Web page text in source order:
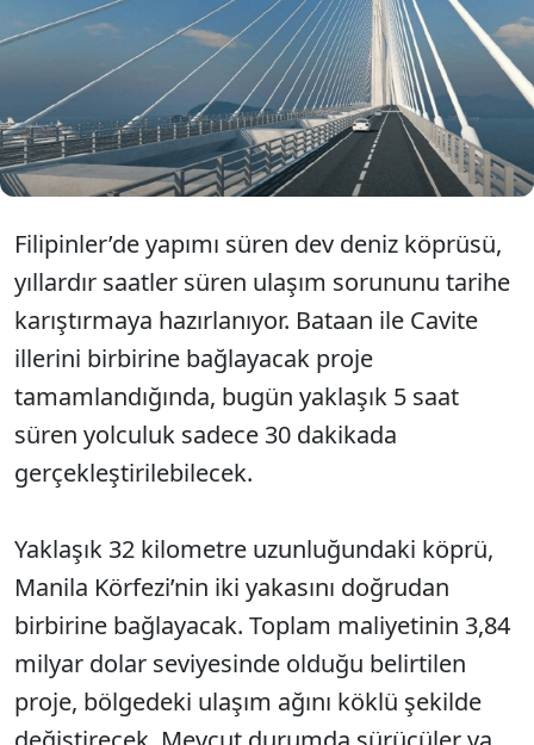
ulaşım süresini 5 saatten 30 dakikaya
düşürecek. Milyarlarca dolarlık proje, bölgenin
ekonomik ve sosyal yapısını değiştirmeye
hazırlanıyor.
Filipinler’de yapımı süren dev deniz köprüsü,
yıllardır saatler süren ulaşım sorununu tarihe
karıştırmaya hazırlanıyor. Bataan ile Cavite
illerini birbirine bağlayacak proje
tamamlandığında, bugün yaklaşık 5 saat
süren yolculuk sadece 30 dakikada
gerçekleştirilebilecek.
Yaklaşık 32 kilometre uzunluğundaki köprü,
Manila Körfezi’nin iki yakasını doğrudan
birbirine bağlayacak. Toplam maliyetinin 3,84
milyar dolar seviyesinde olduğu belirtilen
proje, bölgedeki ulaşım ağını köklü şekilde